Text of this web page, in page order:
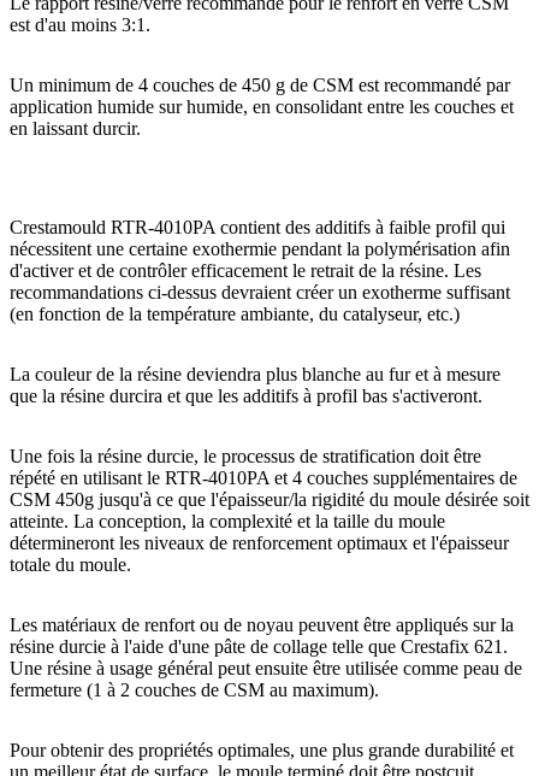
est d'au moins 3:1.
Un minimum de 4 couches de 450 g de CSM est recommandé par
application humide sur humide, en consolidant entre les couches et
en laissant durcir.
Crestamould RTR-4010PA contient des additifs à faible profil qui
nécessitent une certaine exothermie pendant la polymérisation afin
d'activer et de contrôler efficacement le retrait de la résine. Les
recommandations ci-dessus devraient créer un exotherme suffisant
(en fonction de la température ambiante, du catalyseur, etc.)
La couleur de la résine deviendra plus blanche au fur et à mesure
que la résine durcira et que les additifs à profil bas s'activeront.
Une fois la résine durcie, le processus de stratification doit être
répété en utilisant le RTR-4010PA et 4 couches supplémentaires de
CSM 450g jusqu'à ce que l'épaisseur/la rigidité du moule désirée soit
atteinte. La conception, la complexité et la taille du moule
détermineront les niveaux de renforcement optimaux et l'épaisseur
totale du moule.
Les matériaux de renfort ou de noyau peuvent être appliqués sur la
résine durcie à l'aide d'une pâte de collage telle que Crestafix 621.
Une résine à usage général peut ensuite être utilisée comme peau de
fermeture (1 à 2 couches de CSM au maximum).
Pour obtenir des propriétés optimales, une plus grande durabilité et
un meilleur état de surface, le moule terminé doit être postcuit